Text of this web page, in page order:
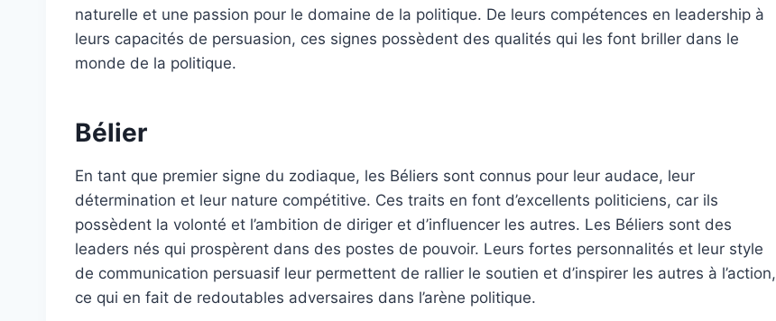
naturelle et une passion pour le domaine de la politique. De leurs compétences en leadership à
leurs capacités de persuasion, ces signes possèdent des qualités qui les font briller dans le
monde de la politique.
Bélier
En tant que premier signe du zodiaque, les Béliers sont connus pour leur audace, leur
détermination et leur nature compétitive. Ces traits en font d’excellents politiciens, car ils
possèdent la volonté et l’ambition de diriger et d’influencer les autres. Les Béliers sont des
leaders nés qui prospèrent dans des postes de pouvoir. Leurs fortes personnalités et leur style
de communication persuasif leur permettent de rallier le soutien et d’inspirer les autres à l’action,
ce qui en fait de redoutables adversaires dans l’arène politique.